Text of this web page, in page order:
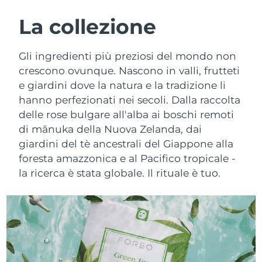
La collezione
Gli ingredienti più preziosi del mondo non
crescono ovunque. Nascono in valli, frutteti
e giardini dove la natura e la tradizione li
hanno perfezionati nei secoli. Dalla raccolta
delle rose bulgare all'alba ai boschi remoti
di mānuka della Nuova Zelanda, dai
giardini del tè ancestrali del Giappone alla
foresta amazzonica e al Pacifico tropicale -
la ricerca è stata globale. Il rituale è tuo.
Detersione viso
LUNA™ 4 pacchetto
Anti-aging massage
LUNA™ 4 Plus
Massage, LED heating
LUNA™ 4 Men
For men, anti-aging massage
Lifting viso
BEAR™ 2 pacchetto
Microcurrent toning
BEAR™ 2 go
Microcurrent toning on-the-go
BEAR™ 2 eyes & lips
Microcurrent line smoothing device
Idratazione
UFO™ 3 pacchetto
Deep facial hydration
UFO™ 3 LED
Near-infrared and red light therapy
device
Igiene orale
issa™ 4
Hybrid silicone sonic toothbrush
issa™ 4 plus
Smart hybrid silicone sonic toothbrush
TRATTAMENTI ANTI-AGE FAQ™
Anti-age Trattamenti LED
NEW
Austria
Belgio Consegna stimata8/10/26
Bermuda Consegna stimata8/16/26
Bosnia ed
Erzegovina
Consegna stimata
Brunei Consegna stimata
Bulgaria Consegna stimata8/10/26
Canada Consegna stimata8/14/26
Cile Consegna stimata8/14/26